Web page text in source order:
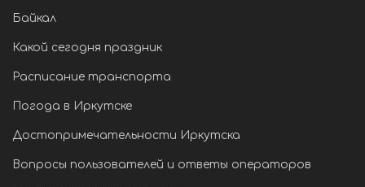
Байкал
Какой сегодня праздник
Расписание транспорта
Погода в Иркутске
Достопримечательности Иркутска
Вопросы пользователей и ответы операторов